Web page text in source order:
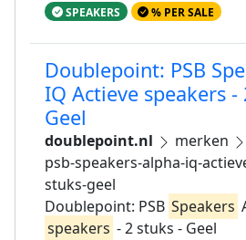
SPEAKERS % PER SALE
Doublepoint: PSB
IQ Actieve speakers -
Geel
doublepoint.nl merken
psb-speakers-alpha-iq-
stuks-geel
Doublepoint: PSB Speakers
speakers - 2 stuks - Geel